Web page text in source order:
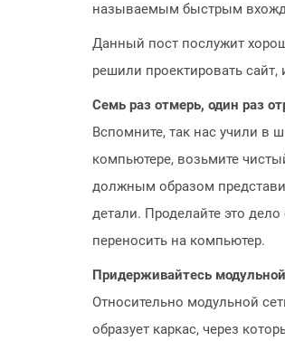
называемым быстрым
Данный пост послужит
решили проектировать
Семь раз отмерь, один раз
Вспомните, так нас учили в
компьютере, возьмите
должным образом
детали. Проделайте это
переносить на компьютер.
Придерживайтесь
Относительно модульной
образует каркас, через